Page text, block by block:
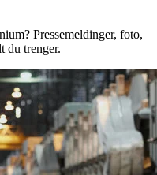
Pressemeldinger, foto,
du trenger.